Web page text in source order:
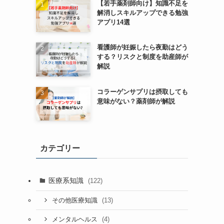
【若手薬剤師向け】知識不足を
解消しスキルアップできる勉強
アプリ14選
看護師が妊娠したら夜勤はどう
する？リスクと制度を助産師が
解説
コラーゲンサプリは摂取しても
意味がない？薬剤師が解説
カテゴリー
医療系知識 (122)
その他医療知識 (13)
メンタルヘルス (4)